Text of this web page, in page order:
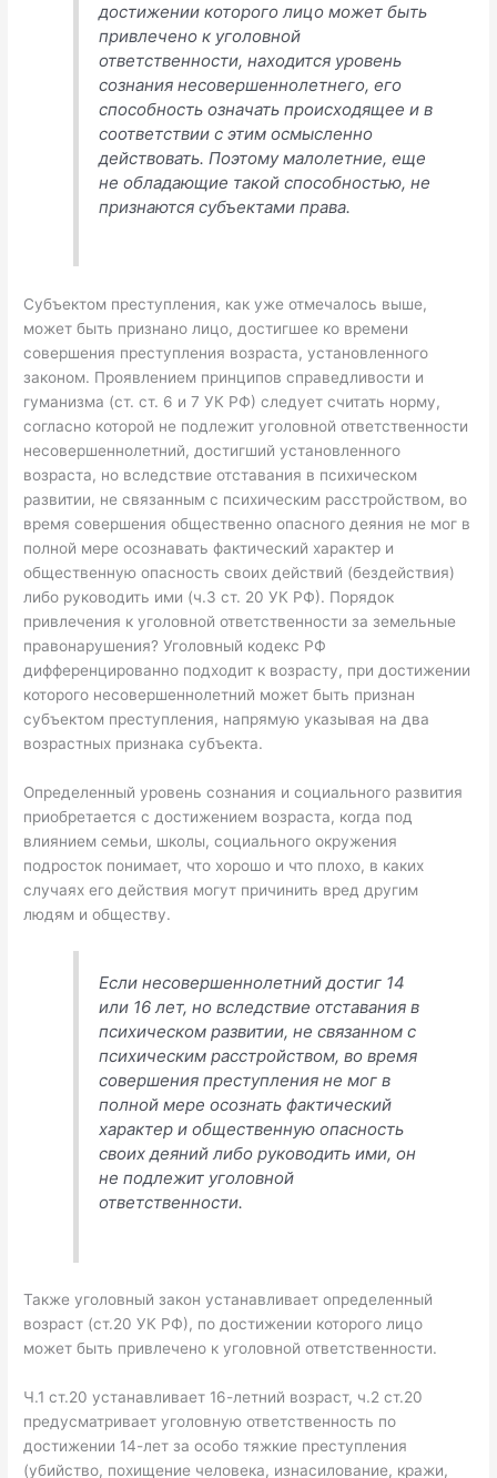
достижении которого лицо может быть
привлечено к уголовной
ответственности, находится уровень
сознания несовершеннолетнего, его
способность означать происходящее и в
соответствии с этим осмысленно
действовать. Поэтому малолетние, еще
не обладающие такой способностью, не
признаются субъектами права.
Субъектом преступления, как уже отмечалось выше,
может быть признано лицо, достигшее ко времени
совершения преступления возраста, установленного
законом. Проявлением принципов справедливости и
гуманизма (ст. ст. 6 и 7 УК РФ) следует считать норму,
согласно которой не подлежит уголовной ответственности
несовершеннолетний, достигший установленного
возраста, но вследствие отставания в психическом
развитии, не связанным с психическим расстройством, во
время совершения общественно опасного деяния не мог в
полной мере осознавать фактический характер и
общественную опасность своих действий (бездействия)
либо руководить ими (ч.3 ст. 20 УК РФ). Порядок
привлечения к уголовной ответственности за земельные
правонарушения? Уголовный кодекс РФ
дифференцированно подходит к возрасту, при достижении
которого несовершеннолетний может быть признан
субъектом преступления, напрямую указывая на два
возрастных признака субъекта.
Определенный уровень сознания и социального развития
приобретается с достижением возраста, когда под
влиянием семьи, школы, социального окружения
подросток понимает, что хорошо и что плохо, в каких
случаях его действия могут причинить вред другим
людям и обществу.
Если несовершеннолетний достиг 14
или 16 лет, но вследствие отставания в
психическом развитии, не связанном с
психическим расстройством, во время
совершения преступления не мог в
полной мере осознать фактический
характер и общественную опасность
своих деяний либо руководить ими, он
не подлежит уголовной
ответственности.
Также уголовный закон устанавливает определенный
возраст (ст.20 УК РФ), по достижении которого лицо
может быть привлечено к уголовной ответственности.
Ч.1 ст.20 устанавливает 16-летний возраст, ч.2 ст.20
предусматривает уголовную ответственность по
достижении 14-лет за особо тяжкие преступления
(убийство, похищение человека, изнасилование, кражи,